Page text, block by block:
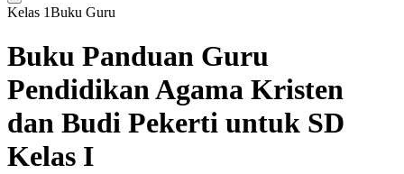
Kelas 1Buku Guru
Buku Panduan Guru
Pendidikan Agama Kristen
dan Budi Pekerti untuk SD
Kelas I